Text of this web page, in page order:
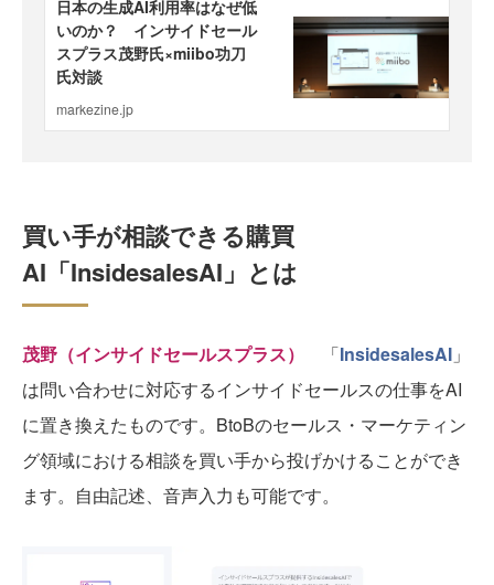
買い手が相談できる購買
AI「InsidesalesAI」とは
茂野（インサイドセールスプラス） 「InsidesalesAI 」
は問い合わせに対応するインサイドセールスの仕事をAI
に置き換えたものです。BtoBのセールス・マーケティン
グ領域における相談を買い手から投げかけることができ
ます。自由記述、音声入力も可能です。